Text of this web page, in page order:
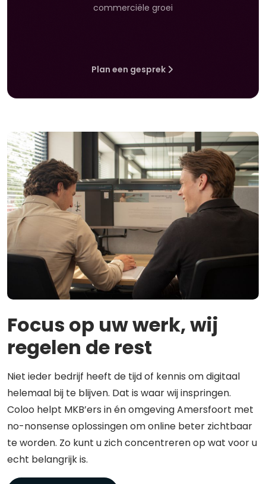
commerciële groei
Plan een gesprek
Focus op uw werk, wij
regelen de rest
Niet ieder bedrijf heeft de tijd of kennis om digitaal
helemaal bij te blijven. Dat is waar wij inspringen.
Coloo helpt MKB’ers in én omgeving Amersfoort met
no-nonsense oplossingen om online beter zichtbaar
te worden. Zo kunt u zich concentreren op wat voor u
echt belangrijk is.